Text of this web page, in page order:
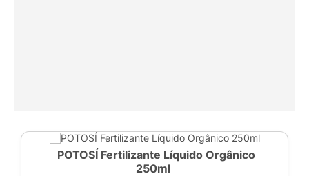
POTOSÍ Fertilizante Líquido Orgânico
250ml